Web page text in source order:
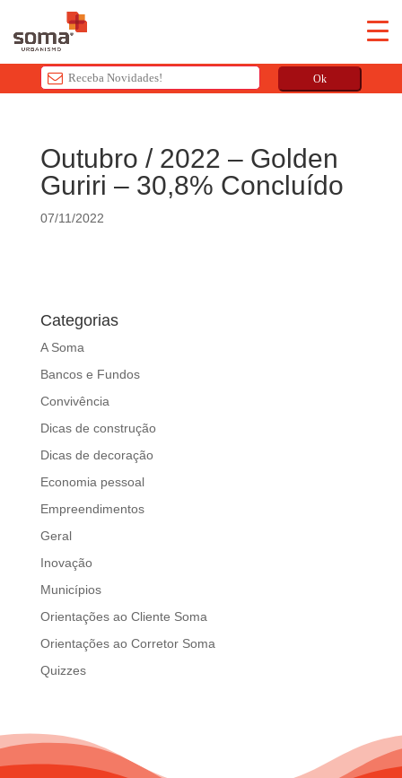
Ok
i
s
i
h
o
u
d
b
e
f
t
a
n
k
Outubro / 2022 – Golden
Guriri – 30,8% Concluído
07/11/2022
Categorias
A Soma
Bancos e Fundos
Convivência
Dicas de construção
Dicas de decoração
Economia pessoal
Empreendimentos
Geral
Inovação
Municípios
Orientações ao Cliente Soma
Orientações ao Corretor Soma
Quizzes